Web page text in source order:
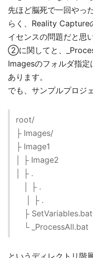
先ほど脳死で一回やっ
らく、Reality Capture
イセンスの問題だと思
②に関してと、
Imagesのフォルダ指
あります。
でも、サンプルプロジ
root/
├ Images/
├ Image1
│ ├ Image2
│ ├ .
│ ├ .
│ ├ .
├ SetVariables.bat
└ _ProcessAll.bat
というディレクトリ階